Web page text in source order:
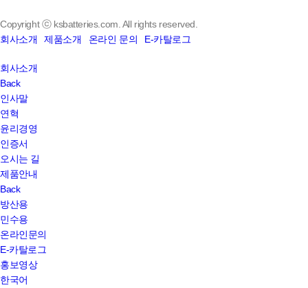
Copyright ⓒ ksbatteries.com. All rights reserved.
회사소개
제품소개 온라인 문의 E-카탈로그
Close
Menu
회사소개
Back
인사말
연혁
윤리경영
인증서
오시는 길
제품안내
Back
방산용
민수용
온라인문의
E-카탈로그
홍보영상
한국어